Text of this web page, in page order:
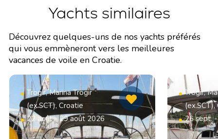
Yachts similaires
Découvrez quelques-uns de nos yachts préférés
qui vous emmèneront vers les meilleures
vacances de voile en Croatie.
Trogir, Marina Trogir
(ex.SCT), Croatie
22 août - 29 août 2026
Trogir,
26 sept.